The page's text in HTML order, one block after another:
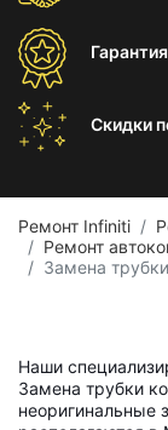
Гарантия
Скидки
Ремонт Infiniti
Ремонт
Замена
Наши
Замена трубки
неоригинальные